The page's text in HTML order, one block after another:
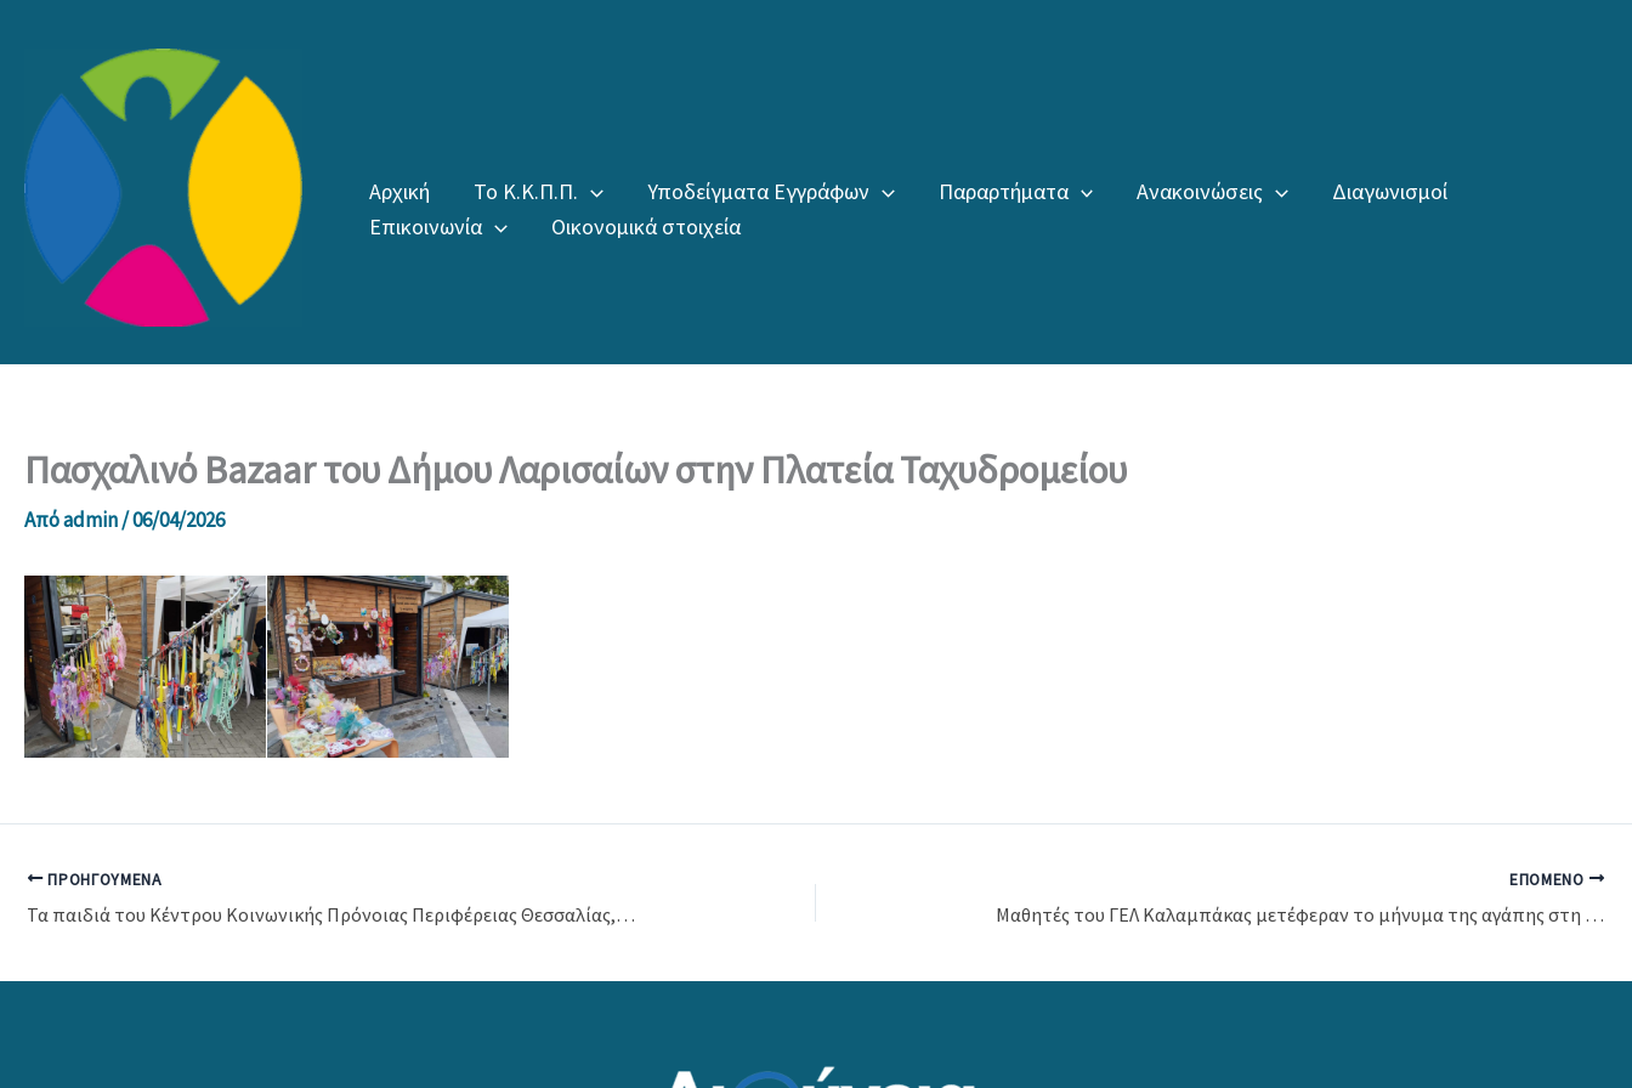
περιεχόμενο
Αρχική Το Κ.Κ.Π.Π. Υποδείγματα Εγγράφων Παραρτήματα Ανακοινώσεις
Διαγωνισμοί
Επικοινωνία
Οικονομικά στοιχεία
Πασχαλινό Bazaar του Δήμου Λαρισαίων στην Πλατεία Ταχυδρομείου
Απόadmin/06/04/2026
ΠΡΟΗΓΟΎΜΕΝΑ
Τα παιδιά του Κέντρου Κοινωνικής Πρόνοιας Περιφέρειας Θεσσαλίας, υποδέχτηκαν τα Εκπαιδευτήρια Ράπτου
ΕΠΌΜΕΝΟ
Μαθητές του ΓΕΛ Καλαμπάκας μετέφεραν το μήνυμα της αγάπης στη δομή Τρικάλων